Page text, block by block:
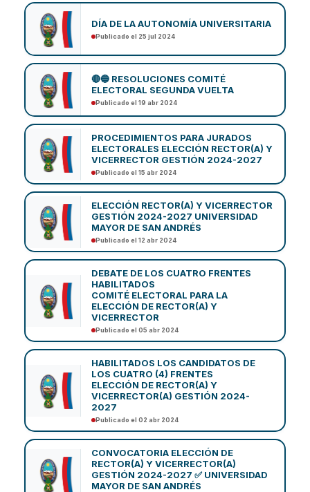
DÍA DE LA AUTONOMÍA UNIVERSITARIA
Publicado el 25 jul 2024
🔴🔵 RESOLUCIONES COMITÉ
ELECTORAL SEGUNDA VUELTA
Publicado el 19 abr 2024
PROCEDIMIENTOS PARA JURADOS
ELECTORALES ELECCIÓN RECTOR(A) Y
VICERRECTOR GESTIÓN 2024-2027
Publicado el 15 abr 2024
ELECCIÓN RECTOR(A) Y VICERRECTOR
GESTIÓN 2024-2027 UNIVERSIDAD
MAYOR DE SAN ANDRÉS
Publicado el 12 abr 2024
DEBATE DE LOS CUATRO FRENTES
HABILITADOS
COMITÉ ELECTORAL PARA LA
ELECCIÓN DE RECTOR(A) Y
VICERRECTOR
Publicado el 05 abr 2024
HABILITADOS LOS CANDIDATOS DE
LOS CUATRO (4) FRENTES
ELECCIÓN DE RECTOR(A) Y
VICERRECTOR(A) GESTIÓN 2024-
2027
Publicado el 02 abr 2024
CONVOCATORIA ELECCIÓN DE
RECTOR(A) Y VICERRECTOR(A)
GESTIÓN 2024-2027 ✅ UNIVERSIDAD
MAYOR DE SAN ANDRÉS